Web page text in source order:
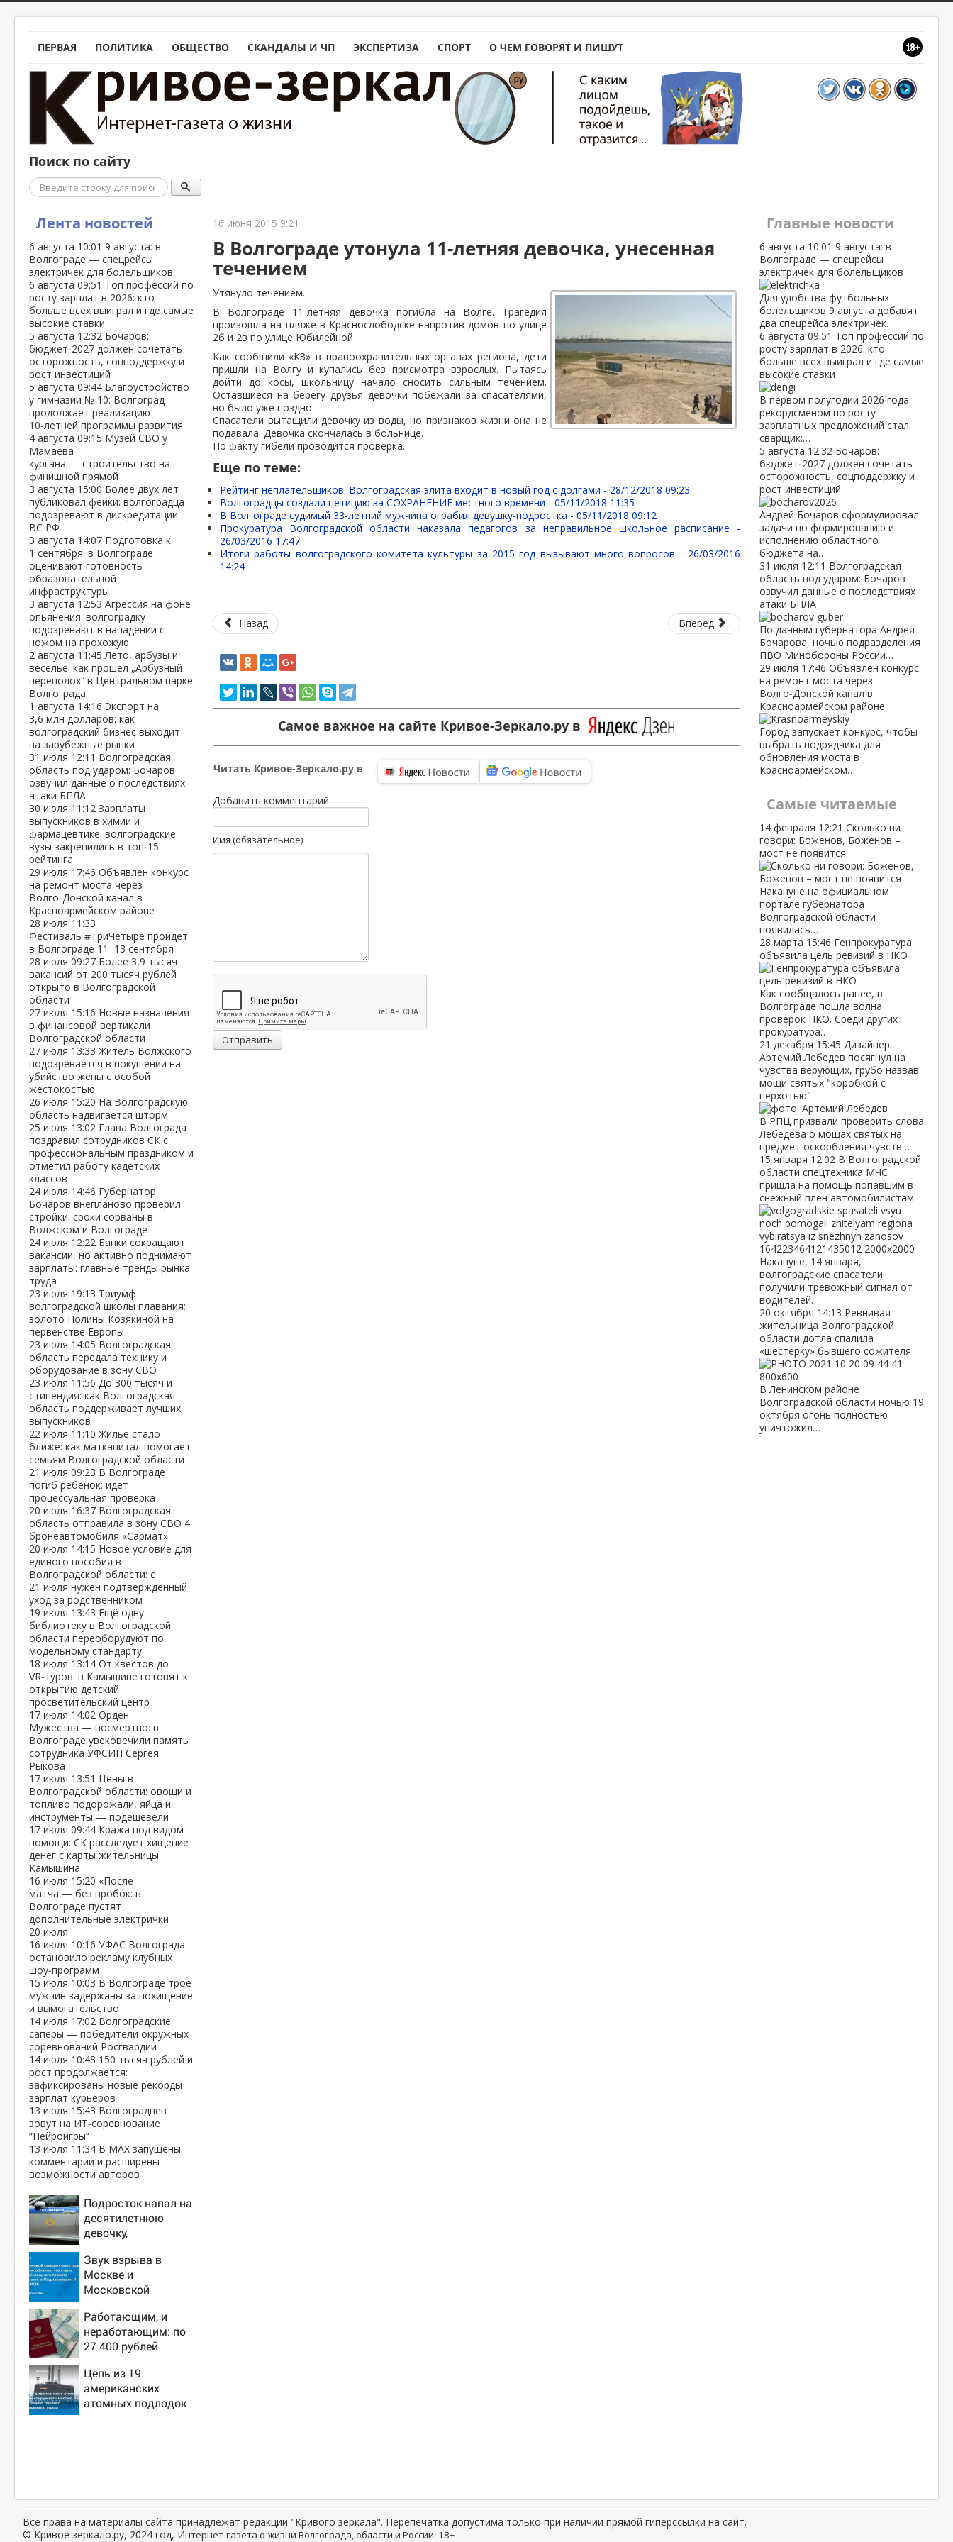
ПЕРВАЯ ПОЛИТИКА ОБЩЕСТВО СКАНДАЛЫ И ЧП ЭКСПЕРТИЗА СПОРТ О ЧЕМ ГОВОРЯТ И ПИШУТ
Поиск по сайту
Поиск
Лента новостей
6 августа 10:01 9 августа: в
Волгограде — спецрейсы
электричек для болельщиков
6 августа 09:51 Топ профессий по
росту зарплат в 2026: кто
больше всех выиграл и где самые
высокие ставки
5 августа 12:32 Бочаров:
бюджет‑2027 должен сочетать
осторожность, соцподдержку и
рост инвестиций
5 августа 09:44 Благоустройство
у гимназии № 10: Волгоград
продолжает реализацию
10‑летней программы развития
4 августа 09:15 Музей СВО у
Мамаева
кургана — строительство на
финишной прямой
3 августа 15:00 Более двух лет
публиковал фейки: волгоградца
подозревают в дискредитации
ВС РФ
3 августа 14:07 Подготовка к
1 сентября: в Волгограде
оценивают готовность
образовательной
инфраструктуры
3 августа 12:53 Агрессия на фоне
опьянения: волгоградку
подозревают в нападении с
ножом на прохожую
2 августа 11:45Лето, арбузы и
веселье: как прошёл „Арбузный
переполох“ в Центральном парке
Волгограда
1 августа 14:16 Экспорт на
3,6 млн долларов: как
волгоградский бизнес выходит
на зарубежные рынки
31 июля 12:11 Волгоградская
область под ударом: Бочаров
озвучил данные о последствиях
атаки БПЛА
30 июля 11:12 Зарплаты
выпускников в химии и
фармацевтике: волгоградские
вузы закрепились в топ‑15
рейтинга
29 июля 17:46 Объявлен конкурс
на ремонт моста через
Волго‑Донской канал в
Красноармейском районе
28 июля 11:33
Фестиваль #ТриЧетыре пройдёт
в Волгограде 11–13 сентября
28 июля 09:27 Более 3,9 тысяч
вакансий от 200 тысяч рублей
открыто в Волгоградской
области
27 июля 15:16 Новые назначения
в финансовой вертикали
Волгоградской области
27 июля 13:33Житель Волжского
подозревается в покушении на
убийство жены с особой
жестокостью
26 июля 15:20 На Волгоградскую
область надвигается шторм
25 июля 13:02 Глава Волгограда
поздравил сотрудников СК с
профессиональным праздником и
отметил работу кадетских
классов
24 июля 14:46 Губернатор
Бочаров внепланово проверил
стройки: сроки сорваны в
Волжском и Волгограде
24 июля 12:22 Банки сокращают
вакансии, но активно поднимают
зарплаты: главные тренды рынка
труда
23 июля 19:13 Триумф
волгоградской школы плавания:
золото Полины Козякиной на
первенстве Европы
23 июля 14:05 Волгоградская
область передала технику и
оборудование в зону СВО
23 июля 11:56 До 300 тысяч и
стипендия: как Волгоградская
область поддерживает лучших
выпускников
22 июля 11:10Жильё стало
ближе: как маткапитал помогает
семьям Волгоградской области
21 июля 09:23 В Волгограде
погиб ребёнок: идёт
процессуальная проверка
20 июля 16:37 Волгоградская
область отправила в зону СВО 4
бронеавтомобиля «Сармат»
20 июля 14:15 Новое условие для
единого пособия в
Волгоградской области: с
21 июля нужен подтверждённый
уход за родственником
19 июля 13:43 Ещё одну
библиотеку в Волгоградской
области переоборудуют по
модельному стандарту
18 июля 13:14 От квестов до
VR‑туров: в Камышине готовят к
открытию детский
просветительский центр
17 июля 14:02 Орден
Мужества — посмертно: в
Волгограде увековечили память
сотрудника УФСИН Сергея
Рыкова
17 июля 13:51 Цены в
Волгоградской области: овощи и
топливо подорожали, яйца и
инструменты — подешевели
17 июля 09:44 Кража под видом
помощи: СК расследует хищение
денег с карты жительницы
Камышина
16 июля 15:20 «После
матча — без пробок: в
Волгограде пустят
дополнительные электрички
20 июля
16 июля 10:16 УФАС Волгограда
остановило рекламу клубных
шоу‑программ
15 июля 10:03 В Волгограде трое
мужчин задержаны за похищение
и вымогательство
14 июля 17:02 Волгоградские
сапёры — победители окружных
соревнований Росгвардии
14 июля 10:48 150 тысяч рублей и
рост продолжается:
зафиксированы новые рекорды
зарплат курьеров
13 июля 15:43 Волгоградцев
зовут на ИТ‑соревнование
“Нейроигры”
13 июля 11:34 В МАХ запущены
комментарии и расширены
возможности авторов
Подросток напал на
десятилетнюю
девочку,
квартиру
Звук взрыва в
Москве и
Московской
2026 года: Причины,
источник, откуда
был громкий хлопок
Работающим, и
неработающим: по
27 400 рублей
в сентябре -
PrimaMedia.ru
Цепь из 19
американских
атомных подлодок
16 июня 2015 9:21
В Волгограде утонула 11-летняя девочка, унесенная
течением
Утянуло течением.
В Волгограде 11-летняя девочка погибла на Волге. Трагедия
произошла на пляже в Краснослободске напротив домов по улице
2б и 2в по улице Юбилейной .
Как сообщили «КЗ» в правоохранительных органах региона, дети
пришли на Волгу и купались без присмотра взрослых. Пытаясь
дойти до косы, школьницу начало сносить сильным течением.
Оставшиеся на берегу друзья девочки побежали за спасателями,
но было уже поздно.
Спасатели вытащили девочку из воды, но признаков жизни она не
подавала. Девочка скончалась в больнице.
По факту гибели проводится проверка.
Еще по теме:
Рейтинг неплательщиков: Волгоградская элита входит в новый год с долгами - 28/12/2018 09:23
Волгоградцы создали петицию за СОХРАНЕНИЕ местного времени -05/11/2018 11:35
В Волгограде судимый 33-летний мужчина ограбил девушку-подростка -05/11/2018 09:12
Прокуратура Волгоградской области наказала педагогов за неправильное школьное расписание -
26/03/2016 17:47
Итоги работы волгоградского комитета культуры за 2015 год вызывают много вопросов - 26/03/2016
14:24
Назад Вперед
Самое важное на сайте Кривое-Зеркало.ру в
Читать Кривое-Зеркало.ру в
Добавить комментарий
Имя (обязательное)
Отправить
Главные новости
6 августа 10:01 9 августа: в
Волгограде — спецрейсы
электричек для болельщиков
Для удобства футбольных
болельщиков 9 августа добавят
два спецрейса электричек.
6 августа 09:51 Топ профессий по
росту зарплат в 2026: кто
больше всех выиграл и где самые
высокие ставки
В первом полугодии 2026 года
рекордсменом по росту
зарплатных предложений стал
сварщик:…
5 августа 12:32 Бочаров:
бюджет‑2027 должен сочетать
осторожность, соцподдержку и
рост инвестиций
Андрей Бочаров сформулировал
задачи по формированию и
исполнению областного
бюджета на…
31 июля 12:11 Волгоградская
область под ударом: Бочаров
озвучил данные о последствиях
атаки БПЛА
По данным губернатора Андрея
Бочарова, ночью подразделения
ПВО Минобороны России…
29 июля 17:46 Объявлен конкурс
на ремонт моста через
Волго‑Донской канал в
Красноармейском районе
Город запускает конкурс, чтобы
выбрать подрядчика для
обновления моста в
Красноармейском…
Самые читаемые
14 февраля 12:21 Сколько ни
говори: Боженов, Боженов –
мост не появится
Накануне на официальном
портале губернатора
Волгоградской области
появилась…
28 марта 15:46 Генпрокуратура
объявила цель ревизий в НКО
Как сообщалось ранее, в
Волгограде пошла волна
проверок НКО. Среди других
прокуратура…
21 декабря 15:45 Дизайнер
Артемий Лебедев посягнул на
чувства верующих, грубо назвав
мощи святых "коробкой с
перхотью"
В РПЦ призвали проверить слова
Лебедева о мощах святых на
предмет оскорбления чувств…
15 января 12:02 В Волгоградской
области спецтехника МЧС
пришла на помощь попавшим в
снежный плен автомобилистам
Накануне, 14 января,
волгоградские спасатели
получили тревожный сигнал от
водителей…
20 октября 14:13 Ревнивая
жительница Волгоградской
области дотла спалила
«шестерку» бывшего сожителя
В Ленинском районе
Волгоградской области ночью 19
октября огонь полностью
уничтожил…
Все права на материалы сайта принадлежат редакции "Кривого зеркала". Перепечатка допустима только при наличии прямой гиперссылки на сайт.
© Кривое зеркало.ру, 2024 год, Интернет-газета о жизни Волгограда, области и России. 18+